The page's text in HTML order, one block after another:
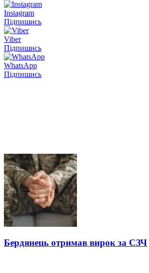
Instagram
Підпишись
Viber
Підпишись
WhatsApp
Підпишись
Бердянець отримав вирок за СЗЧ